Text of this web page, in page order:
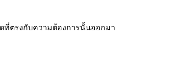
ดที่ตรงกับความต้องการนั้นออกมา